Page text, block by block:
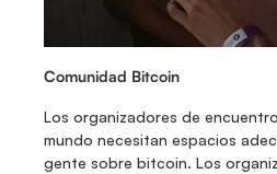
Comunidad Bitcoin
Los organizadores de
mundo necesitan espacios
gente sobre bitcoin. Los